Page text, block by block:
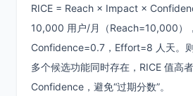
RICE = Reach × Impact ×
10,000 用户/月（Reach=10,000）
Confidence=0.7，Effort=8 人天。
多个候选功能同时存在，RICE 值高
Confidence，避免“过期分数”。